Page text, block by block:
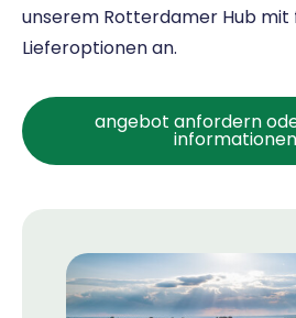
unserem Rotterdamer Hub mit
Lieferoptionen an.
angebot anfordern
informationen